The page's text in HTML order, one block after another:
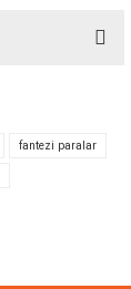
fantezi paralar